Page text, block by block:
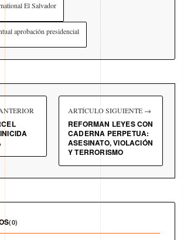
El Salvador
aprobación presidencial
ARTÍCULO SIGUIENTE →
REFORMAN LEYES CON
CADERNA PERPETUA:
ASESINATO, VIOLACIÓN
Y TERRORISMO
(0)